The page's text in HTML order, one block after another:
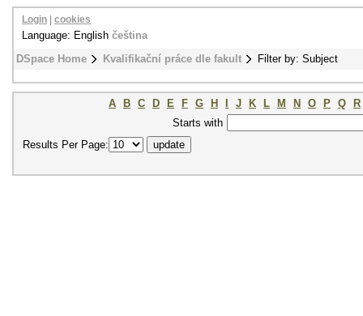
DSpace Home Kvalifikační práce dle fakult Filter by: Subject
Login cookies
Language: English čeština
A B C D E F G H J K L M N O P Q
R
Starts with
Results Per Page: